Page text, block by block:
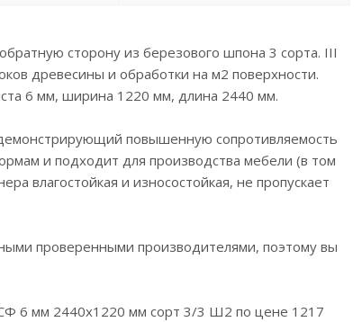
сторону из березового шпона 3 сорта. III
древесины и обработки на м2 поверхности.
6 мм, ширина 1220 мм, длина 2440 мм.
повышенную сопротивляемость
и подходит для производства мебели (в том
влагостойкая и износостойкая, не пропускает
проверенными производителями, поэтому вы
6 мм 2440x1220 мм сорт 3/3 Ш2 по цене 1217